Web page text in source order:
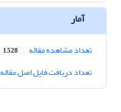
آمار
تعداد مشاهده مقاله 1,528
تعداد دریافت فایل اصل مقاله